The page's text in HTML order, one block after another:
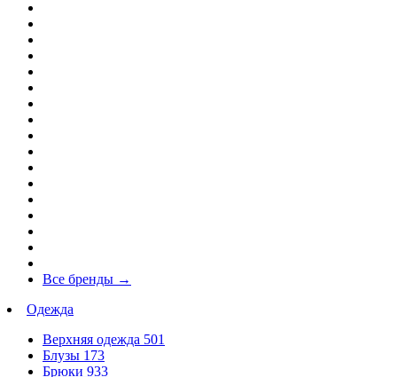
Все бренды →
Одежда
Верхняя одежда 501
Блузы 173
Брюки 933